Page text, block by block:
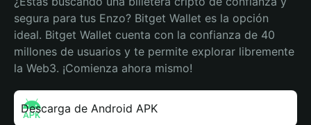
segura para tus Enzo? Bitget Wallet es la opción
ideal. Bitget Wallet cuenta con la confianza de 40
millones de usuarios y te permite explorar libremente
la Web3. ¡Comienza ahora mismo!
Descarga de Android APK